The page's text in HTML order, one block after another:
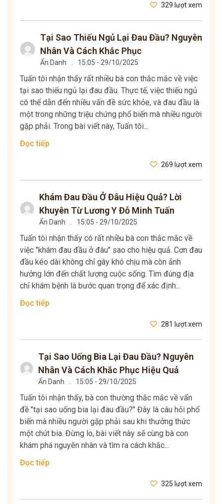
329 lượt xem
Tại Sao Thiếu Ngủ Lại Đau Đầu? Nguyên
Nhân Và Cách Khắc Phục
Ẩn Danh 15:05 - 29/10/2025
Tuấn tôi nhận thấy rất nhiều bà con thắc mắc về việc
tại sao thiếu ngủ lại đau đầu. Thực tế, việc thiếu ngủ
có thể dẫn đến nhiều vấn đề sức khỏe, và đau đầu là
một trong những triệu chứng phổ biến mà nhiều người
gặp phải. Trong bài viết này, Tuấn tôi...
Đọc tiếp
269 lượt xem
Khám Đau Đầu Ở Đâu Hiệu Quả? Lời
Khuyên Từ Lương Y Đỗ Minh Tuấn
Ẩn Danh 15:05 - 29/10/2025
Tuấn tôi nhận thấy có rất nhiều bà con thắc mắc về
việc "khám đau đầu ở đâu" sao cho hiệu quả. Cơn đau
đầu kéo dài không chỉ gây khó chịu mà còn ảnh
hưởng lớn đến chất lượng cuộc sống. Tìm đúng địa
chỉ khám bệnh là bước quan trọng để xác định...
Đọc tiếp
281 lượt xem
Tại Sao Uống Bia Lại Đau Đầu? Nguyên
Nhân Và Cách Khắc Phục Hiệu Quả
Ẩn Danh 15:05 - 29/10/2025
Tuấn tôi nhận thấy, bà con thường thắc mắc về vấn
đề "tại sao uống bia lại đau đầu?" Đây là câu hỏi phổ
biến mà nhiều người gặp phải sau khi thưởng thức
một chút bia. Đừng lo, bài viết này sẽ cùng bà con
khám phá nguyên nhân và tìm ra cách khắc...
Đọc tiếp
325 lượt xem